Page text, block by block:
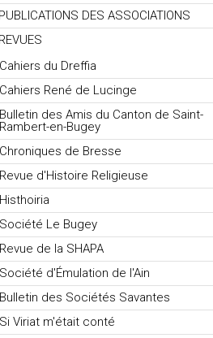
DES ASSOCIATIONS
Cahiers du Dreffia
Cahiers René de Lucinge
Bulletin des Amis du Canton de Saint-
Rambert-en-Bugey
Chroniques de Bresse
Revue d'Histoire Religieuse
Histhoiria
Société Le Bugey
Revue de la SHAPA
Société d'Émulation de l'Ain
Bulletin des Sociétés Savantes
Si Viriat m'était conté